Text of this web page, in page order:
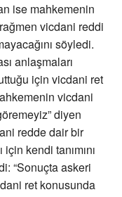
ise mahkemenin
vicdani reddi
söyledi.
anlaşmaları
için vicdani ret
vicdani
diyen
redde dair bir
kendi tanımını
“Sonuçta askeri
ret konusunda